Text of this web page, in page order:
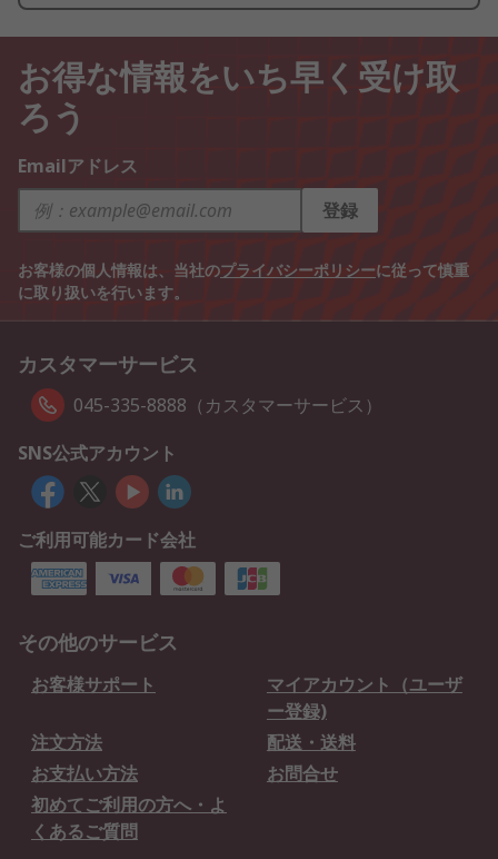
お得な情報をいち早く受け取
ろう
Emailアドレス
登録
お客様の個人情報は、当社のプライバシーポリシーに従って慎重
に取り扱いを行います。
カスタマーサービス
045-335-8888（カスタマーサービス）
SNS公式アカウント
ご利用可能カード会社
その他のサービス
お客様サポート
マイアカウント（ユーザ
ー登録)
注文方法
配送・送料
お支払い方法
お問合せ
初めてご利用の方へ・よ
くあるご質問